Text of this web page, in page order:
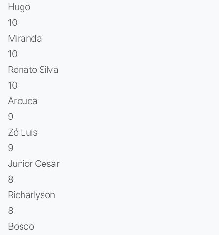
Hugo
10
Miranda
10
Renato Silva
10
Arouca
9
Zé Luis
9
Junior Cesar
8
Richarlyson
8
Bosco